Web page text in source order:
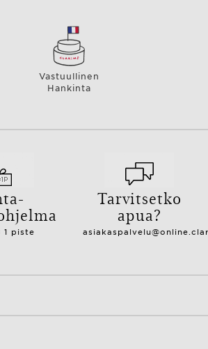
Vastuullinen
Hankinta
1 piste
Tarvitsetko
apua?